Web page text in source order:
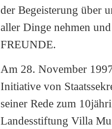
der Begeisterung über
aller Dinge nehmen
FREUNDE.
Am 28. November
Initiative von
seiner Rede zum
Landesstiftung Villa